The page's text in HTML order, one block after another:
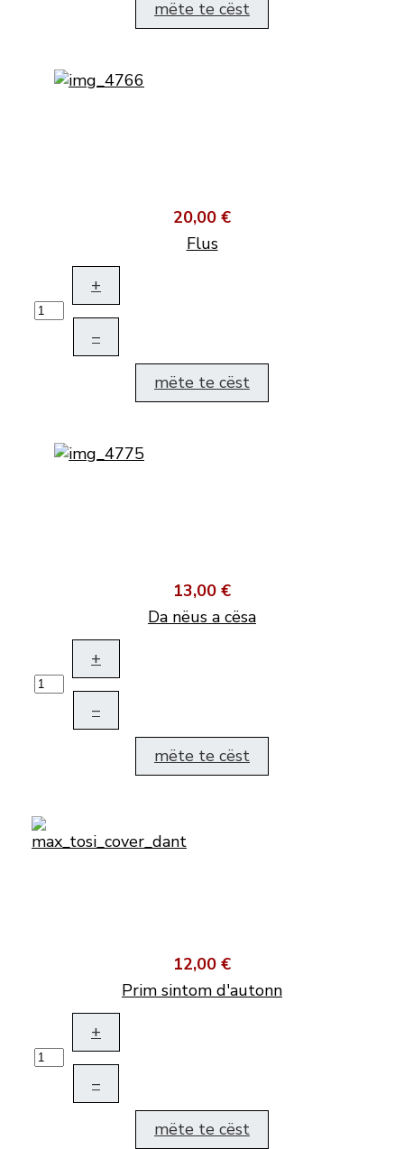
mëte te cëst
20,00 €
Flus
+
–
mëte te cëst
13,00 €
Da nëus a cësa
+
–
mëte te cëst
12,00 €
Prim sintom d'autonn
+
–
mëte te cëst